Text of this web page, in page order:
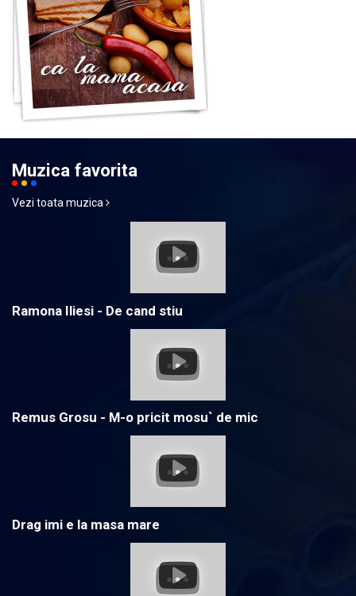
Muzica favorita
Vezi toata muzica
Ramona Iliesi - De cand stiu
Remus Grosu - M-o pricit mosu` de mic
Drag imi e la masa mare